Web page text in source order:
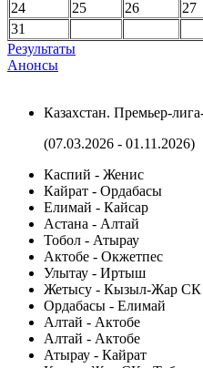
24 25 26 27
31
Результаты
Анонсы
Казахстан. Премьер-
(07.03.2026 - 01.11.2026)
Каспий - Женис
Кайрат - Ордабасы
Елимай - Кайсар
Астана - Алтай
Тобол - Атырау
Актобе - Окжетпес
Улытау - Иртыш
Жетысу - Кызыл-Жар СК
Ордабасы - Елимай
Алтай - Актобе
Алтай - Актобе
Атырау - Кайрат